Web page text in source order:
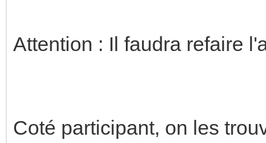
Attention : Il faudra refaire
Coté participant, on les